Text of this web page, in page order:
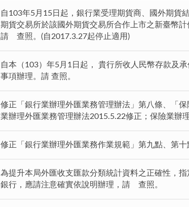
自103年5月15日起，銀行業受理期貨商、國外期貨
期貨交易所於該國外期貨交易所合作上市之新臺幣
請 查照。(自2017.3.27起停止適用)
自本（103）年5月1日起， 貴行所收人民幣存款及
事項辦理。請 查照。
修正「銀行業辦理外匯業務管理辦法」第八條、「
業辦理外匯業務管理辦法2015.5.22修正；保險業辦
修正「銀行業辦理外匯業務作業規範」第九點、第十
為提升本局外匯收支匯款分類統計資料之正確性，
銀行，應請注意確實依說明辦理，請 查照。